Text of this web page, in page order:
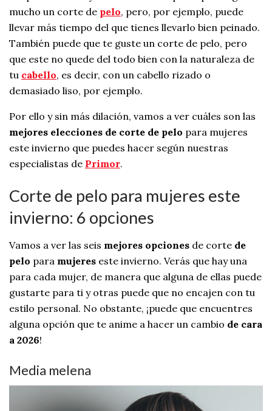
mucho un corte de pelo, pero, por ejemplo, puede
llevar más tiempo del que tienes llevarlo bien peinado.
También puede que te guste un corte de pelo, pero
que este no quede del todo bien con la naturaleza de
tu cabello, es decir, con un cabello rizado o
demasiado liso, por ejemplo.
Por ello y sin más dilación, vamos a ver cuáles son las
mejores elecciones de corte de pelo para mujeres
este invierno que puedes hacer según nuestras
especialistas de Primor.
Corte de pelo para mujeres este
invierno: 6 opciones
Vamos a ver las seis mejores opciones de corte de
pelo para mujeres este invierno. Verás que hay una
para cada mujer, de manera que alguna de ellas puede
gustarte para ti y otras puede que no encajen con tu
estilo personal. No obstante, ¡puede que encuentres
alguna opción que te anime a hacer un cambio de cara
a 2026!
Media melena